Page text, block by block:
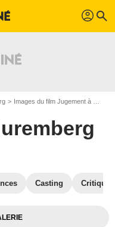
profil search
Images du film Jugement à Nuremberg
Casting